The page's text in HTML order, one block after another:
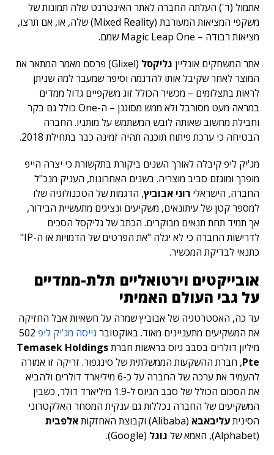
אתמול (ד') העלתה החברה לאתר האינטרנט שלה תמונות של
משקפי המציאות המעורבת (Mixed Reality) שלה, או, אם תרצו,
מציאות רבודה – Magic Leap One שמם.
אתר המשחקים אונליין גליקסל
(Glixel) פרסם מאמר המתאר את
המוצר לאחר שקיבל אותו להדגמה וסיפר שמעבר למה שניתן
לראות בתצלומים – מכשיר הכולל זוג משקפיים גדול ממדים
במראה מעט מסורבל ולא ממש מסוגנן – ה-One כולל גם בקר
וחבילת מחשוב שאותה לובש המשתמש על מותניו. החברה
הבטיחה כי ערכת פיתוח תוכנה תהיה זמינה כבר בתחילת 2018.
מג'יק ליפ קיבלה לאורך השנים ביקורת בתקשורת כי יצרה הייפ
מופרך ומוגזם סביב מוצריה. בשנים האחרונות, העניק מנכ"ל
החברה, הישראלי רוני אבוביץ, הדגמות של הטכנולוגיה שלו
למספר קטן של עיתונאים, משקיעים ונציגים מתעשיית הבידור,
אך תמיד תחת תנאים מבוקרים. הכתב של גליקסל הסכים
לדרישות החברה כי לא יגלה "את הפרטים של הדמויות או ה-IP"
כתנאי לבדיקת המכשיר.
אובייקטים וירטואליים תלת-ממדיים
על גבי העולם האמיתי
עד כה, האסטרטגיה של אבוביץ שמרה על חשאיות אבל החזיקה
את המשקיעים מתעניינים מאוד. באוקטובר גייסה מג'יק ליפ 502
מיליון דולרים בסבב גיוס בראשות חברתTemasek Holdings
Pte, חברת ההשקעות הממשלתית של סינגפור. זריקה זו אמורה
להעמיד את ערכה של החברה על כ-6 מיליארד דולרים ולהביא
את הסכום הכולל של סבב הגיוס ל-1.9 מיליארד דולר, כשבין
המשקיעים של החברה נכללות גם ענקית המסחר האלקטרוני
הסיניתעליבאבא (Alibaba) וקבוצת האחזקות
אלפבית
(Alphabet), האמא של
גוגל (Google).